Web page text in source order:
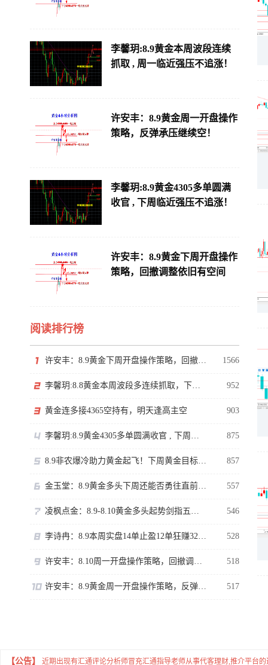
李馨玥:8.9黄金本周波段连续
抓取 , 周一临近强压不追涨！
许安丰：8.9黄金周一开盘操作
策略，反弹承压继续空！
李馨玥:8.9黄金4305多单圆满
收官 , 下周临近强压不追涨！
许安丰：8.9黄金下周开盘操作
策略，回撤调整依旧有空间
阅读排行榜
许安丰：8.9黄金下周开盘操作策略，回撤调整依旧有空间 1566
李馨玥:8.8黄金本周波段多连续抓取，下周逼近阶段性强压！ 952
黄金连多接4365空持有，明天逢高主空 903
李馨玥:8.9黄金4305多单圆满收官 , 下周临近强压不追涨！ 875
8.9非农爆冷助力黄金起飞！下周黄金目标看哪？ 857
金玉堂：8.9黄金多头下周还能否勇往直前？短线交易还是需谨慎 557
凌枫点金：8.9-8.10黄金多头起势剑指五千？黄金下周还有触顶可能？ 546
李诗冉：8.9本周实盘14单止盈12单狂赚3200点；下周黄金走势分析。 528
许安丰：8.10周一开盘操作策略，回撤调整依旧有空间！ 518
许安丰：8.9黄金周一开盘操作策略，反弹承压继续空！ 517
【公告】 近期出现有汇通评论分析师冒充汇通指导老师从事代客理财,推介平台